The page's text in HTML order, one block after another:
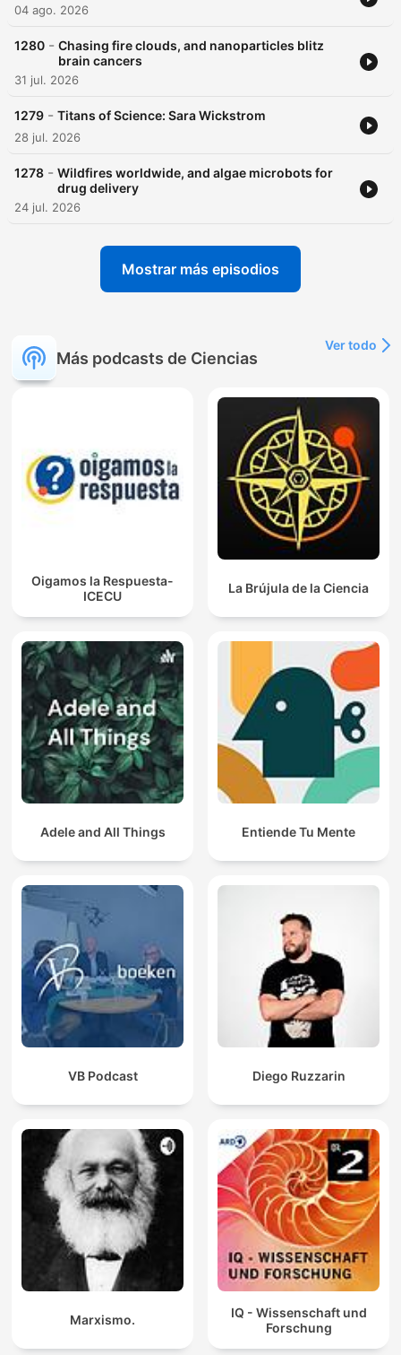
04 ago. 2026
1280 - Chasing fire clouds, and nanoparticles blitz
brain cancers
31 jul. 2026
1279 - Titans of Science: Sara Wickstrom
28 jul. 2026
1278 - Wildfires worldwide, and algae microbots for
drug delivery
24 jul. 2026
Mostrar más episodios
Más podcasts de Ciencias
Ver todo
Oigamos la Respuesta-
ICECU
La Brújula de la Ciencia
Adele and All Things Entiende Tu Mente
VB Podcast Diego Ruzzarin
Marxismo.
IQ - Wissenschaft und
Forschung